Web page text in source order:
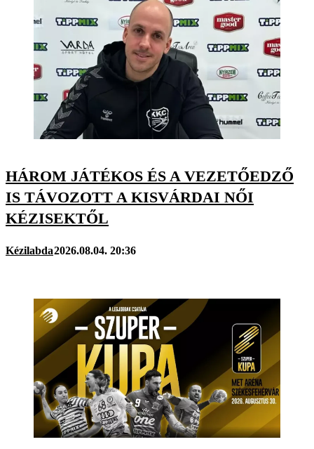
HÁROM JÁTÉKOS ÉS A VEZETŐEDZŐ
IS TÁVOZOTT A KISVÁRDAI NŐI
KÉZISEKTŐL
Kézilabda2026.08.04. 20:36